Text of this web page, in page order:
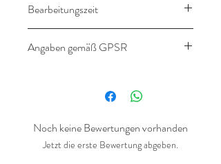
Wünschen gestaltet. Ein Umtausch ist
daher ausgeschlossen.
Bearbeitungszeit
Angaben gemäß GPSR
Produktsicherheitsverordnung
Hersteller:
Noch keine Bewertungen vorhanden
Jetzt die erste Bewertung abgeben.